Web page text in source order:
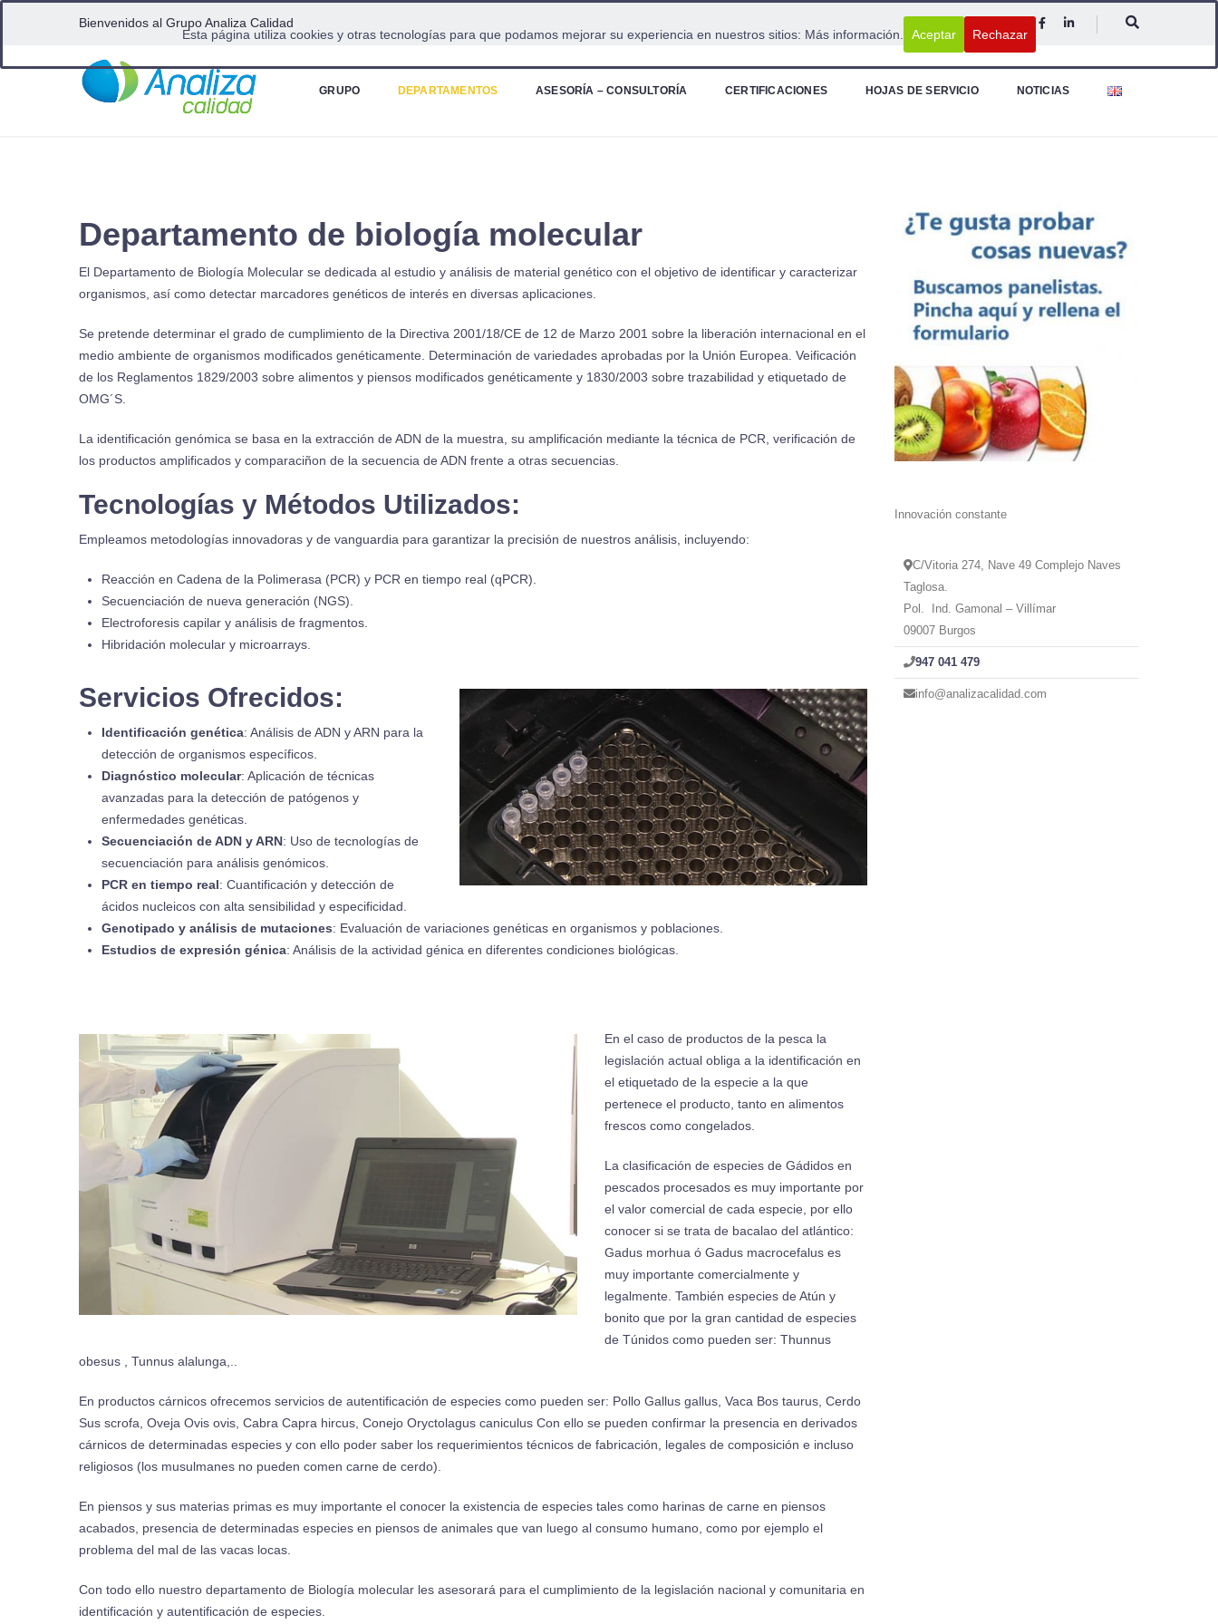
Bienvenidos al Grupo Analiza Calidad
GRUPO DEPARTAMENTOS ASESORÍA – CONSULTORÍA CERTIFICACIONES HOJAS DE SERVICIO NOTICIAS
Home
Departamento de biología molecular
El Departamento de Biología Molecular se dedicada al estudio y análisis de material genético con el objetivo de identificar y caracterizar
organismos, así como detectar marcadores genéticos de interés en diversas aplicaciones.
Se pretende determinar el grado de cumplimiento de la Directiva 2001/18/CE de 12 de Marzo 2001 sobre la liberación internacional en el
medio ambiente de organismos modificados genéticamente. Determinación de variedades aprobadas por la Unión Europea. Veificación
de los Reglamentos 1829/2003 sobre alimentos y piensos modificados genéticamente y 1830/2003 sobre trazabilidad y etiquetado de
OMG´S.
La identificación genómica se basa en la extracción de ADN de la muestra, su amplificación mediante la técnica de PCR, verificación de
los productos amplificados y comparaciñon de la secuencia de ADN frente a otras secuencias.
Tecnologías y Métodos Utilizados:
Empleamos metodologías innovadoras y de vanguardia para garantizar la precisión de nuestros análisis, incluyendo:
Reacción en Cadena de la Polimerasa (PCR) y PCR en tiempo real (qPCR).
Secuenciación de nueva generación (NGS).
Electroforesis capilar y análisis de fragmentos.
Hibridación molecular y microarrays.
Servicios Ofrecidos:
Identificación genética: Análisis de ADN y ARN para la
detección de organismos específicos.
Diagnóstico molecular: Aplicación de técnicas
avanzadas para la detección de patógenos y
enfermedades genéticas.
Secuenciación de ADN y ARN: Uso de tecnologías de
secuenciación para análisis genómicos.
PCR en tiempo real: Cuantificación y detección de
ácidos nucleicos con alta sensibilidad y especificidad.
Genotipado y análisis de mutaciones: Evaluación de variaciones genéticas en organismos y poblaciones.
Estudios de expresión génica: Análisis de la actividad génica en diferentes condiciones biológicas.
En el caso de productos de la pesca la
legislación actual obliga a la identificación en
el etiquetado de la especie a la que
pertenece el producto, tanto en alimentos
frescos como congelados.
La clasificación de especies de Gádidos en
pescados procesados es muy importante por
el valor comercial de cada especie, por ello
conocer si se trata de bacalao del atlántico:
Gadus morhua ó Gadus macrocefalus es
muy importante comercialmente y
legalmente. También especies de Atún y
bonito que por la gran cantidad de especies
de Túnidos como pueden ser: Thunnus
obesus , Tunnus alalunga,..
En productos cárnicos ofrecemos servicios de autentificación de especies como pueden ser: Pollo Gallus gallus, Vaca Bos taurus, Cerdo
Sus scrofa, Oveja Ovis ovis, Cabra Capra hircus, Conejo Oryctolagus caniculus Con ello se pueden confirmar la presencia en derivados
cárnicos de determinadas especies y con ello poder saber los requerimientos técnicos de fabricación, legales de composición e incluso
religiosos (los musulmanes no pueden comen carne de cerdo).
En piensos y sus materias primas es muy importante el conocer la existencia de especies tales como harinas de carne en piensos
acabados, presencia de determinadas especies en piensos de animales que van luego al consumo humano, como por ejemplo el
problema del mal de las vacas locas.
Con todo ello nuestro departamento de Biología molecular les asesorará para el cumplimiento de la legislación nacional y comunitaria en
identificación y autentificación de especies.
Innovación constante
C/Vitoria 274, Nave 49 Complejo Naves
Taglosa.
Pol. Ind. Gamonal – Villímar
09007 Burgos
947 041 479
info@analizacalidad.com
Esta página utiliza cookies y otras tecnologías para que podamos mejorar su experiencia en nuestros sitios: Más información. Aceptar Rechazar